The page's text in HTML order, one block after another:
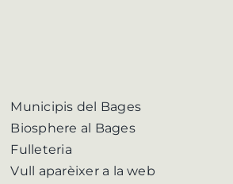
Municipis del Bages
Biosphere al Bages
Fulleteria
Vull aparèixer a la web